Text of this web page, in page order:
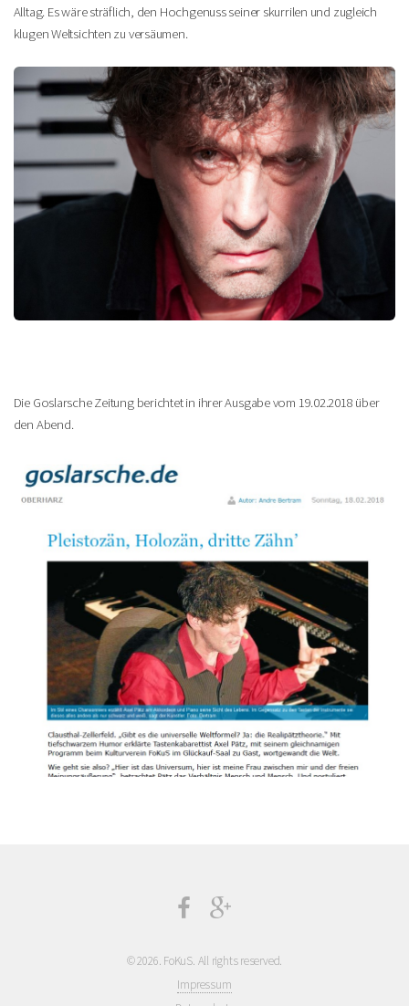
Alltag. Es wäre sträflich, den Hochgenuss seiner skurrilen und zugleich
klugen Weltsichten zu versäumen.
Die Goslarsche Zeitung berichtet in ihrer Ausgabe vom 19.02.2018 über
den Abend.
©2026. FoKuS. All rights reserved.
Impressum